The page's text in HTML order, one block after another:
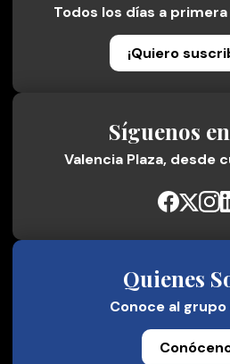
Todos los días a
¡Quiero
Síguenos
Valencia Plaza, desde
Quienes
Conoce al